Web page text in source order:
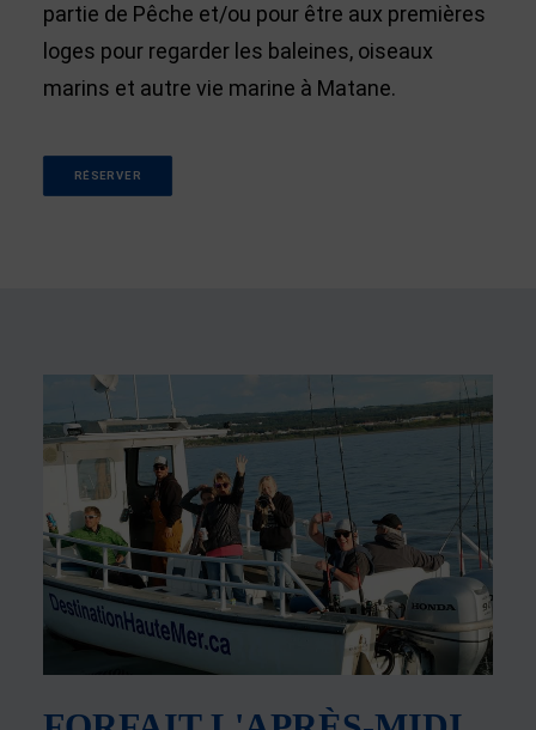
partie de Pêche et/ou pour être aux premières
loges pour regarder les baleines, oiseaux
marins et autre vie marine à Matane.
RÉSERVER